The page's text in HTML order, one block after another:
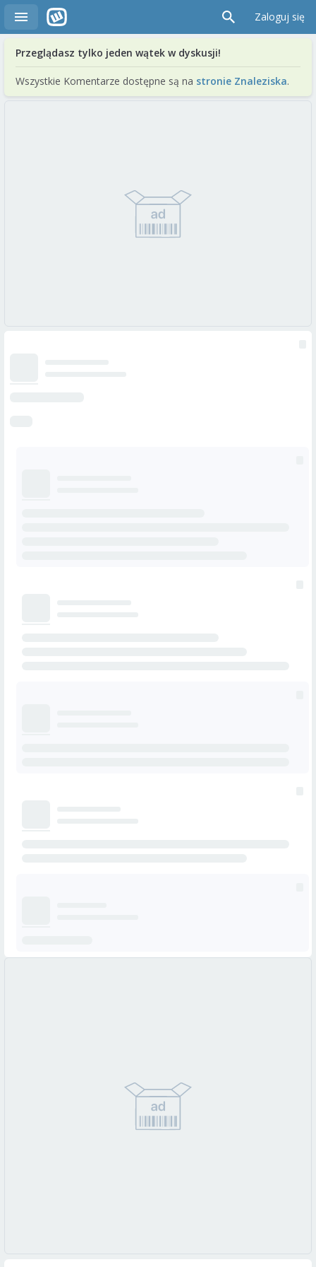
Zaloguj się
Przeglądasz tylko jeden wątek w dyskusji!
Wszystkie Komentarze dostępne są na stronie Znaleziska.